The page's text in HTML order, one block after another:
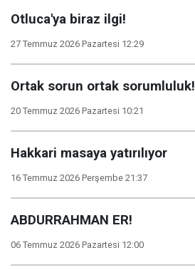
Otluca'ya biraz ilgi!
27 Temmuz 2026 Pazartesi 12:29
Ortak sorun ortak sorumluluk!
20 Temmuz 2026 Pazartesi 10:21
Hakkari masaya yatırılıyor
16 Temmuz 2026 Perşembe 21:37
ABDURRAHMAN ER!
06 Temmuz 2026 Pazartesi 12:00